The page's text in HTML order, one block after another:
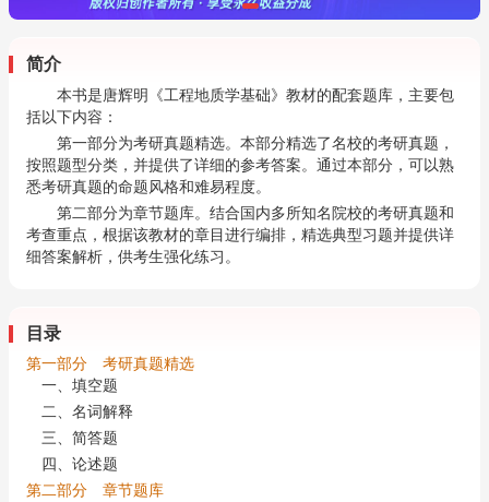
简介
本书是唐辉明《工程地质学基础》教材的配套题库，主要包
括以下内容：
第一部分为考研真题精选。本部分精选了名校的考研真题，
按照题型分类，并提供了详细的参考答案。通过本部分，可以熟
悉考研真题的命题风格和难易程度。
第二部分为章节题库。结合国内多所知名院校的考研真题和
考查重点，根据该教材的章目进行编排，精选典型习题并提供详
细答案解析，供考生强化练习。
目录
第一部分 考研真题精选
一、填空题
二、名词解释
三、简答题
四、论述题
第二部分 章节题库